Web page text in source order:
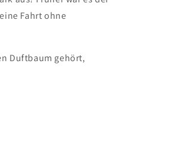
Fahrt ohne
Duftbaum gehört,